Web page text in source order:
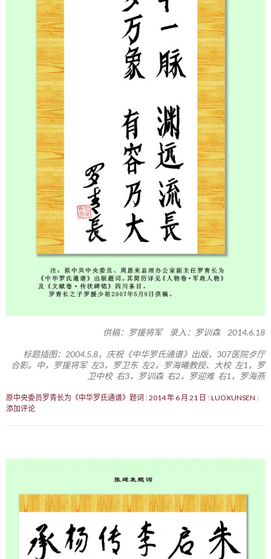
供稿：罗援将军 录入：罗训森 2014.6.18
标题插图：2004.5.8，庆祝《中华罗氏通谱》出版，307医院歺厅
合影。中，罗援将军 左3，罗卫东 左2，罗海曦教授、大校 左1，罗
卫中校 右3，罗训森 右2，罗迎难 右1，罗海燕
原中央委员罗青长为《中华罗氏通谱》题词 2014 年 6 月 21 日
LUOXUNSEN
添加评论